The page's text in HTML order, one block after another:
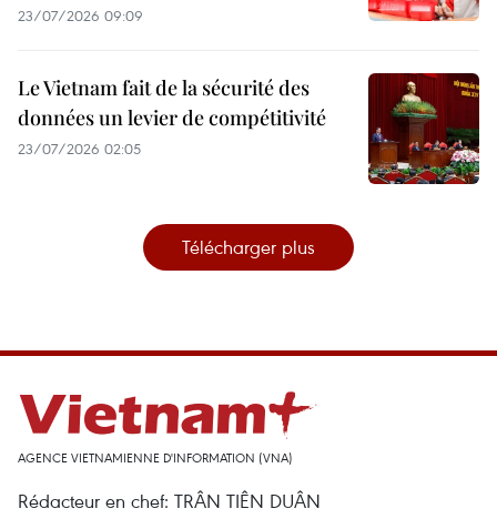
23/07/2026 09:09
Le Vietnam fait de la sécurité des
données un levier de compétitivité
23/07/2026 02:05
Télécharger plus
AGENCE VIETNAMIENNE D'INFORMATION (VNA)
Rédacteur en chef: TRÂN TIÊN DUÂN